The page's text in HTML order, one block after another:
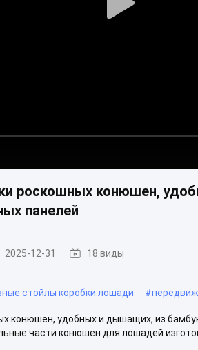
Play
роскошных конюшен,
панелей
2025-12-31 18 виды
стойлы коробки лошади #
конюшен, удобных и дышащих, из
части конюшен для лошадей